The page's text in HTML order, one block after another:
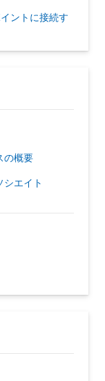
ントに接続す
の概要
エイト